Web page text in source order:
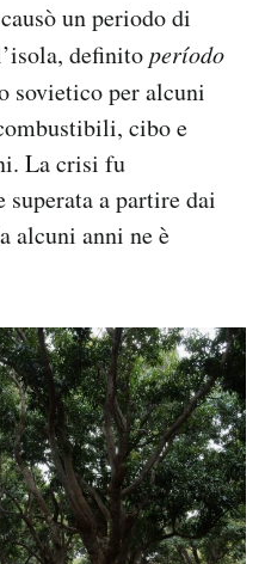
un periodo di
definitoperíodo
sovietico per alcuni
cibo e
La crisi fu
a partire dai
alcuni anni ne è